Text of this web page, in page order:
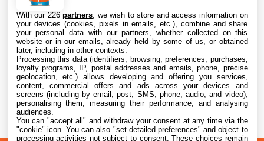
L’App Store est en panne pour plusieurs
utilisateurs, selon Apple
7 Aug. 2026 • 19:34
With our 226partners , we wish to store and access information on
your devices (cookies, pixels in emails, etc.), combine and share
your personal data with our partners, whether collected on this
website or in our emails, already held by some of us, or obtained
later, including in other contexts.
Processing this data (identifiers, browsing, preferences, purchases,
loyalty programs, IP, postal addresses and emails, phone, precise
geolocation, etc.) allows developing and offering you services,
content, commercial offers and ads across your devices and
screens (including by email, post, SMS, phone, audio, and video),
personalising them, measuring their performance, and analysing
audiences.
You can "accept all" and withdraw your consent at any time via the
"cookie" icon. You can also "set detailed preferences" and object to
processing activities not subject to consent. These choices remain